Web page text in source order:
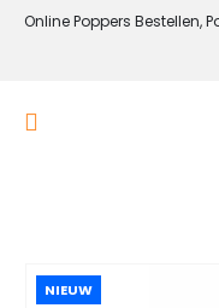
Online Poppers Bestellen,
NIEUW